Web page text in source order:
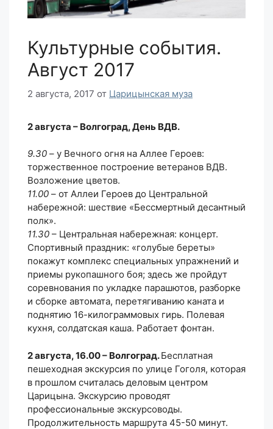
Культурные события.
Август 2017
2 августа, 2017 от Царицынская муза
2 августа – Волгоград, День ВДВ.
9.30 – у Вечного огня на Аллее Героев:
торжественное построение ветеранов ВДВ.
Возложение цветов.
11.00 – от Аллеи Героев до Центральной
набережной: шествие «Бессмертный десантный
полк».
11.30 – Центральная набережная: концерт.
Спортивный праздник: «голубые береты»
покажут комплекс специальных упражнений и
приемы рукопашного боя; здесь же пройдут
соревнования по укладке парашютов, разборке
и сборке автомата, перетягиванию каната и
поднятию 16-килограммовых гирь. Полевая
кухня, солдатская каша. Работает фонтан.
2 августа, 16.00 – Волгоград.Бесплатная
пешеходная экскурсия по улице Гоголя, которая
в прошлом считалась деловым центром
Царицына. Экскурсию проводят
профессиональные экскурсоводы.
Продолжительность маршрута 45-50 минут.